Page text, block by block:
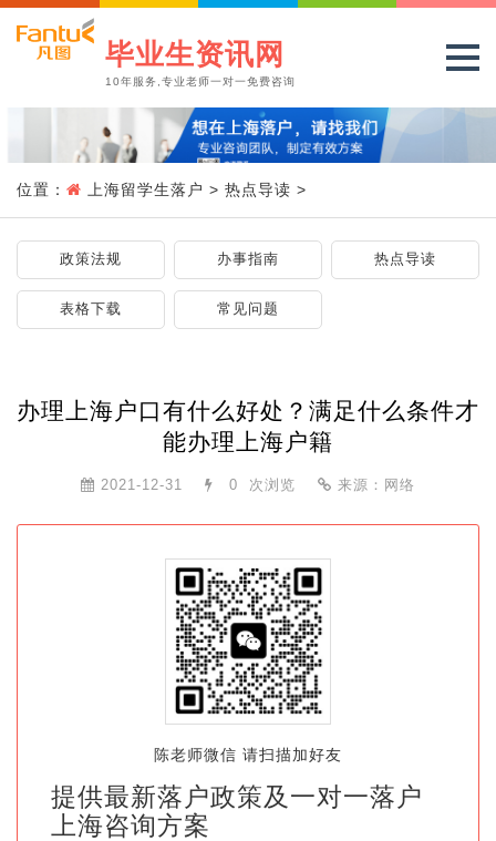
毕业生资讯网
10年服务,专业老师一对一免费咨询
位置： 上海留学生落户 > 热点导读 >
政策法规 办事指南 热点导读
表格下载 常见问题
办理上海户口有什么好处？满足什么条件才
能办理上海户籍
2021-12-31 0 次浏览 来源：网络
陈老师微信 请扫描加好友
提供最新落户政策及一对一落户
上海咨询方案